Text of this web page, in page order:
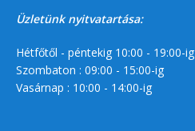
Üzletünk nyitvatartása:
Hétfőtől - péntekig 10:00 - 19:00-ig
Szombaton : 09:00 - 15:00-ig
Vasárnap : 10:00 - 14:00-ig